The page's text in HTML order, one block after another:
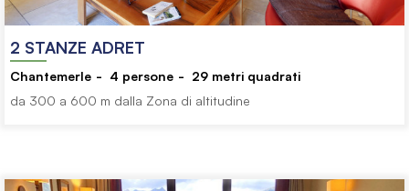
2 STANZE ADRET
Chantemerle 4 persone 29 metri quadrati
da 300 a 600 m dalla Zona di altitudine